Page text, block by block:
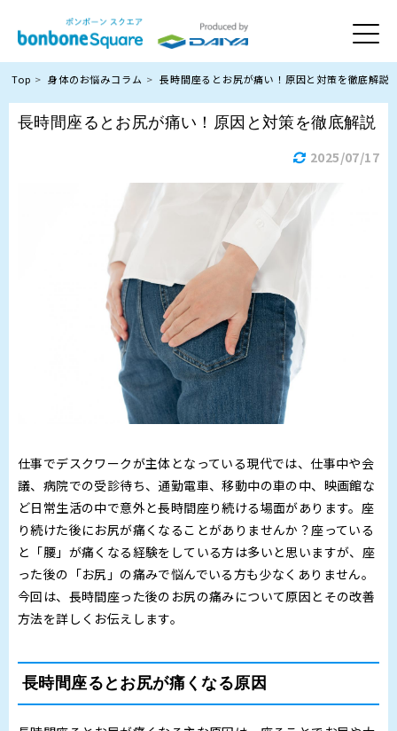
Top 身体のお悩みコラム 長時間座るとお尻が痛い！原因と対策を徹底解説
長時間座るとお尻が痛い！原因と対策を徹底解説
2025/07/17
仕事でデスクワークが主体となっている現代では、仕事中や会
議、病院での受診待ち、通勤電車、移動中の車の中、映画館な
ど日常生活の中で意外と長時間座り続ける場面があります。座
り続けた後にお尻が痛くなることがありませんか？座っている
と「腰」が痛くなる経験をしている方は多いと思いますが、座
った後の「お尻」の痛みで悩んでいる方も少なくありません。
今回は、長時間座った後のお尻の痛みについて原因とその改善
方法を詳しくお伝えします。
長時間座るとお尻が痛くなる原因